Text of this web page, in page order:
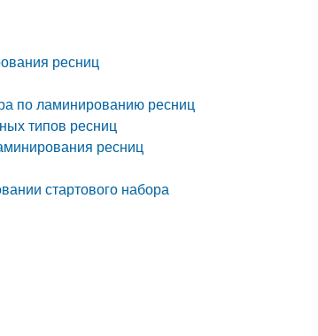
ресниц
по ламинированию ресниц
типов ресниц
ресниц
стартового набора